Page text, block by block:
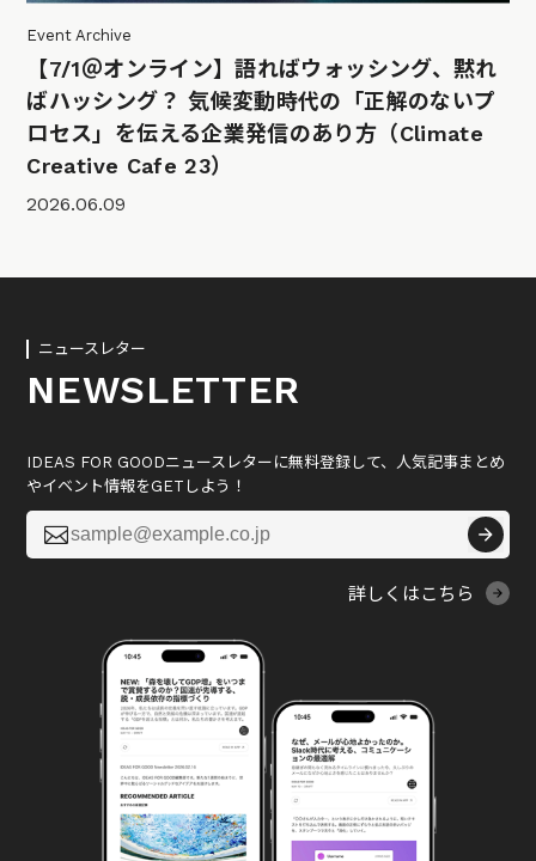
Event Archive
【7/1＠オンライン】語ればウォッシング、黙れ
ばハッシング？ 気候変動時代の「正解のないプ
ロセス」を伝える企業発信のあり方（Climate
Creative Cafe 23）
2026.06.09
ニュースレター
NEWSLETTER
IDEAS FOR GOODニュースレターに無料登録して、人気記事まとめ
やイベント情報をGETしよう！

詳しくはこちら